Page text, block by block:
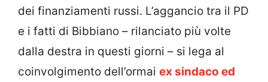
dei finanziamenti russi. L’aggancio tra il PD
e i fatti di Bibbiano – rilanciato più volte
dalla destra in questi giorni – si lega al
coinvolgimento dell’ormai ex sindaco ed